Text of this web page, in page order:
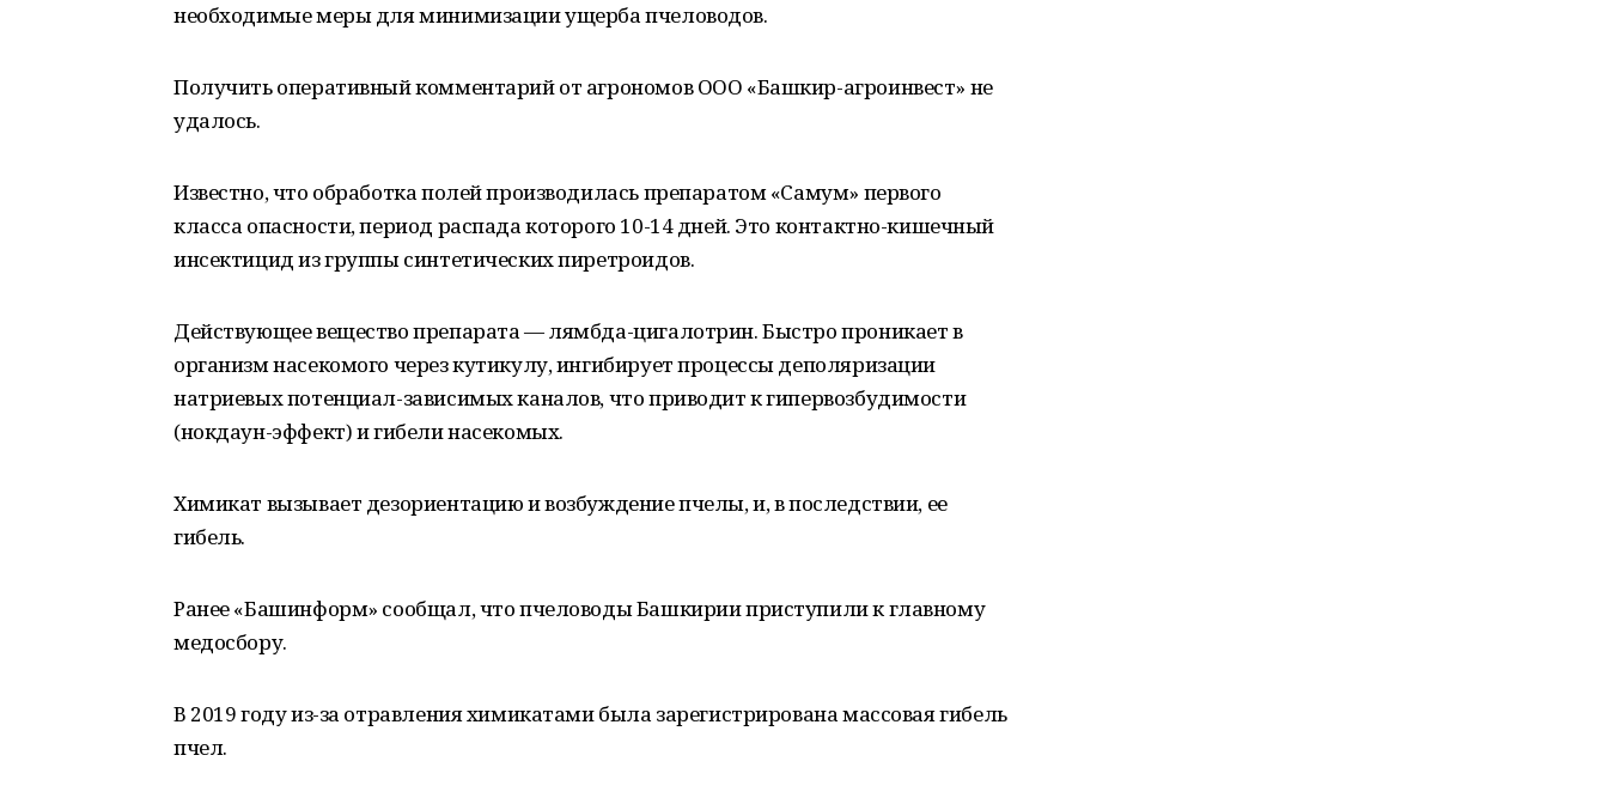
необходимые меры для минимизации ущерба пчеловодов.
Получить оперативный комментарий от агрономов ООО «Башкир-агроинвест» не
удалось.
Известно, что обработка полей производилась препаратом «Самум» первого
класса опасности, период распада которого 10-14 дней. Это контактно-кишечный
инсектицид из группы синтетических пиретроидов.
Действующее вещество препарата — лямбда-цигалотрин. Быстро проникает в
организм насекомого через кутикулу, ингибирует процессы деполяризации
натриевых потенциал-зависимых каналов, что приводит к гипервозбудимости
(нокдаун-эффект) и гибели насекомых.
Химикат вызывает дезориентацию и возбуждение пчелы, и, в последствии, ее
гибель.
Ранее «Башинформ» сообщал, что пчеловоды Башкирии приступили к главному
медосбору.
В 2019 году из-за отравления химикатами была зарегистрирована массовая гибель
пчел.